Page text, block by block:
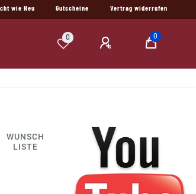
wie Neu Gutscheine Vertrag widerrufen
0 0
WUNSCH
LISTE